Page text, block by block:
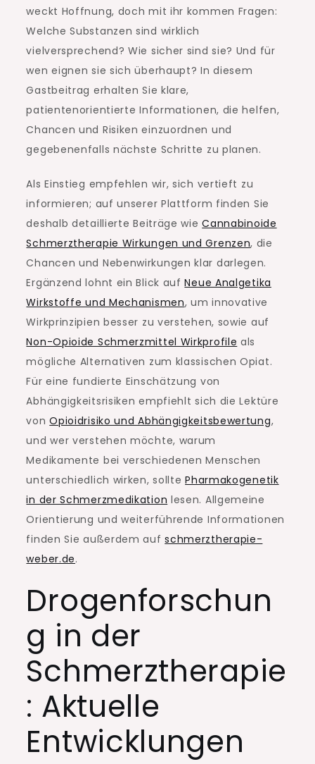
weckt Hoffnung, doch mit ihr kommen Fragen:
Welche Substanzen sind wirklich
vielversprechend? Wie sicher sind sie? Und für
wen eignen sie sich überhaupt? In diesem
Gastbeitrag erhalten Sie klare,
patientenorientierte Informationen, die helfen,
Chancen und Risiken einzuordnen und
gegebenenfalls nächste Schritte zu planen.
Als Einstieg empfehlen wir, sich vertieft zu
informieren; auf unserer Plattform finden Sie
deshalb detaillierte Beiträge wieCannabinoide
Schmerztherapie Wirkungen und Grenzen, die
Chancen und Nebenwirkungen klar darlegen.
Ergänzend lohnt ein Blick aufNeue Analgetika
Wirkstoffe und Mechanismen, um innovative
Wirkprinzipien besser zu verstehen, sowie auf
Non-Opioide Schmerzmittel Wirkprofile als
mögliche Alternativen zum klassischen Opiat.
Für eine fundierte Einschätzung von
Abhängigkeitsrisiken empfiehlt sich die Lektüre
vonOpioidrisiko und Abhängigkeitsbewertung,
und wer verstehen möchte, warum
Medikamente bei verschiedenen Menschen
unterschiedlich wirken, solltePharmakogenetik
in der Schmerzmedikation lesen. Allgemeine
Orientierung und weiterführende Informationen
finden Sie außerdem aufschmerztherapie-
weber.de.
Drogenforschun
g in der
Schmerztherapie
: Aktuelle
Entwicklungen